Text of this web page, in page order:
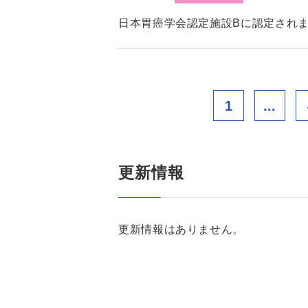
日本胃癌学会認定施設Bに認定され
1 ...
更新情報
更新情報はありません。